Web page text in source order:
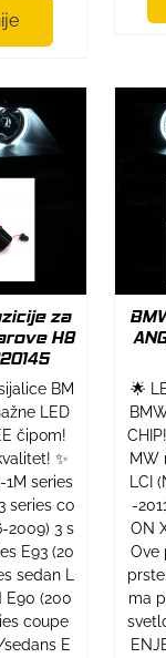
za
H8
BM
LED
čipom!
✨
1M series
series co
2009) 3 s
E93 (20
sedan L
E90 (200
coupe
E
🌟
MW
LCI
-
ON
Ove
ma